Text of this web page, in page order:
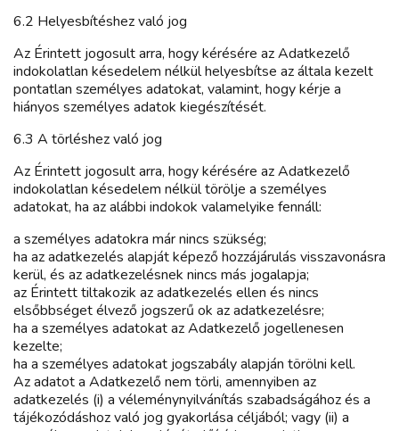
6.2 Helyesbítéshez való jog
Az Érintett jogosult arra, hogy kérésére az Adatkezelő
indokolatlan késedelem nélkül helyesbítse az általa kezelt
pontatlan személyes adatokat, valamint, hogy kérje a
hiányos személyes adatok kiegészítését.
6.3 A törléshez való jog
Az Érintett jogosult arra, hogy kérésére az Adatkezelő
indokolatlan késedelem nélkül törölje a személyes
adatokat, ha az alábbi indokok valamelyike fennáll:
a személyes adatokra már nincs szükség;
ha az adatkezelés alapját képező hozzájárulás visszavonásra
kerül, és az adatkezelésnek nincs más jogalapja;
az Érintett tiltakozik az adatkezelés ellen és nincs
elsőbbséget élvező jogszerű ok az adatkezelésre;
ha a személyes adatokat az Adatkezelő jogellenesen
kezelte;
ha a személyes adatokat jogszabály alapján törölni kell.
Az adatot a Adatkezelő nem törli, amennyiben az
adatkezelés (i) a véleménynyilvánítás szabadságához és a
tájékozódáshoz való jog gyakorlása céljából; vagy (ii) a